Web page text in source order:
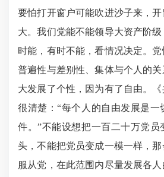
要怕打开窗户可能吹进沙子来，
大。我们党能不能领导大资产阶
时能，有时不能，看情况决定。
普遍性与差别性、集体与个人的
大发展了个性，因为有了自由。
很清楚：“每个人的自由发展是一
件。”不能设想把一百二十万党员
头，不能把党员变成一模一样，
服从党，在此范围内尽量发展各